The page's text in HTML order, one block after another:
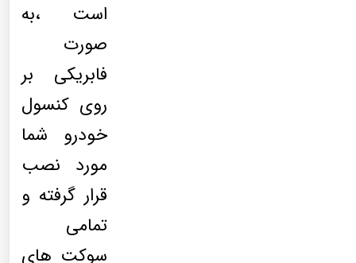
است ،به
صورت
فابریکی بر
روی کنسول
خودرو شما
مورد نصب
قرار گرفته و
تمامی
سوکت های